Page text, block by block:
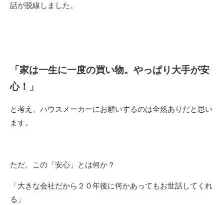
話が脱線しました。
「家は一生に一度の買い物。やっぱり大手が安
心！」
と考え、ハウスメーカーにお願いするのは全然ありだと思い
ます。
ただ、この「安心」とは何か？
「大きな会社だから２０年後に何かあってもお世話してくれ
る」